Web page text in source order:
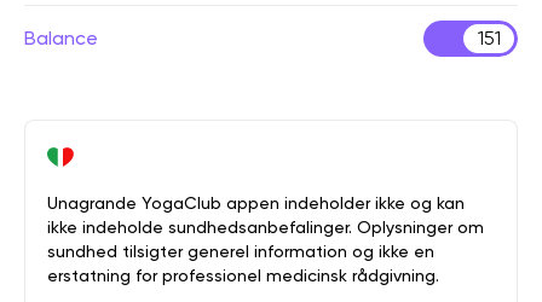
Balance 151
Unagrande YogaClub appen indeholder ikke og kan
ikke indeholde sundhedsanbefalinger. Oplysninger om
sundhed tilsigter generel information og ikke en
erstatning for professionel medicinsk rådgivning.